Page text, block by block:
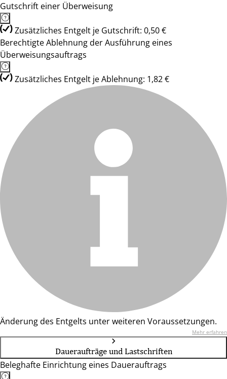
Gutschrift einer Überweisung
Zusätzliches Entgelt je Gutschrift: 0,50 €
Berechtigte Ablehnung der Ausführung eines
Überweisungsauftrags
Zusätzliches Entgelt je Ablehnung: 1,82 €
Änderung des Entgelts unter weiteren Voraussetzungen.
Mehr erfahren
Daueraufträge und Lastschriften
Beleghafte Einrichtung eines Dauerauftrags